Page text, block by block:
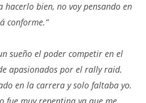
hacerlo bien, no voy pensando en
conforme.”
sueño el poder competir en el
apasionados por el rally raid.
en la carrera y solo faltaba yo.